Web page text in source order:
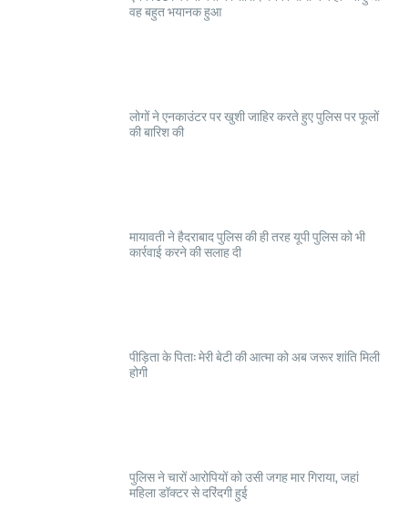
वह बहुत भयानक हुआ
लोगों ने एनकाउंटर पर खुशी जाहिर करते हुए पुलिस पर फूलों
की बारिश की
मायावती ने हैदराबाद पुलिस की ही तरह यूपी पुलिस को भी
कार्रवाई करने की सलाह दी
पीड़िता के पिता: मेरी बेटी की आत्मा को अब जरूर शांति मिली
होगी
पुलिस ने चारों आरोपियों को उसी जगह मार गिराया, जहां
महिला डॉक्टर से दरिंदगी हुई